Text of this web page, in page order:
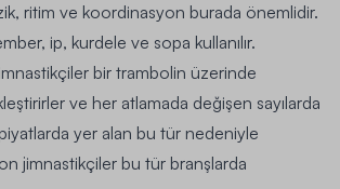
ritim ve koordinasyon burada önemlidir.
ip, kurdele ve sopa kullanılır.
bir trambolin üzerinde
ve her atlamada değişen sayılarda
yer alan bu tür nedeniyle
jimnastikçiler bu tür branşlarda